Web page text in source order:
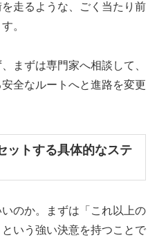
走るような、ごく当たり前
。
まずは専門家へ相談して、
全なルートへと進路を変更
ットする具体的なステ
のか。まずは「これ以上の
いう強い決意を持つことで